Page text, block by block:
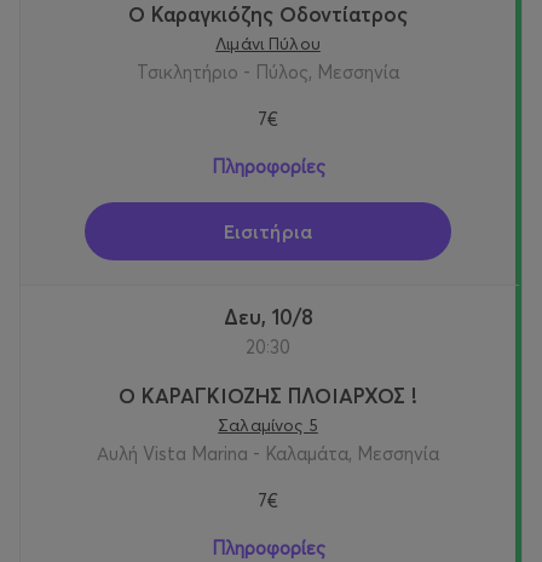
Ο Καραγκιόζης Οδοντίατρος
Λιμάνι Πύλου
Τσικλητήριο - Πύλος, Μεσσηνία
7€
Πληροφορίες
Εισιτήρια
Δευ, 10/8
20:30
Ο ΚΑΡΑΓΚΙΟΖΗΣ ΠΛΟΙΑΡΧΟΣ !
Σαλαμίνος 5
Αυλή Vista Marina - Καλαμάτα, Μεσσηνία
7€
Πληροφορίες